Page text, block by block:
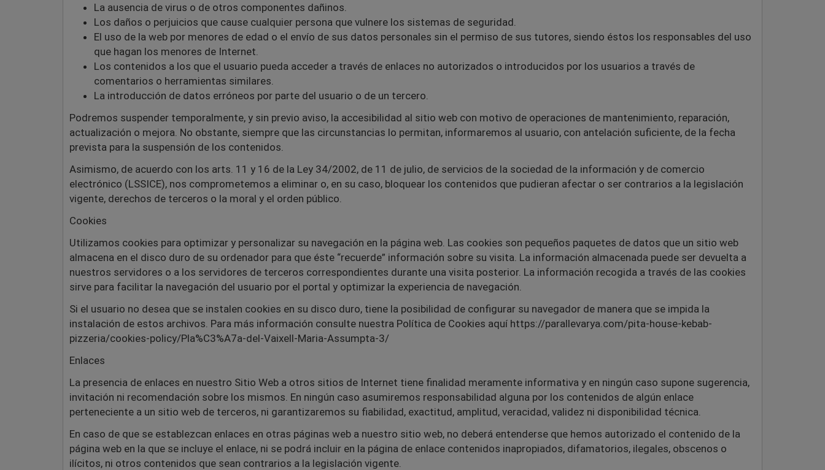
La ausencia de virus o de otros componentes dañinos.
Los daños o perjuicios que cause cualquier persona que vulnere los sistemas de seguridad.
El uso de la web por menores de edad o el envío de sus datos personales sin el permiso de sus tutores, siendo éstos los responsables del uso
que hagan los menores de Internet.
Los contenidos a los que el usuario pueda acceder a través de enlaces no autorizados o introducidos por los usuarios a través de
comentarios o herramientas similares.
La introducción de datos erróneos por parte del usuario o de un tercero.
Podremos suspender temporalmente, y sin previo aviso, la accesibilidad al sitio web con motivo de operaciones de mantenimiento, reparación,
actualización o mejora. No obstante, siempre que las circunstancias lo permitan, informaremos al usuario, con antelación suficiente, de la fecha
prevista para la suspensión de los contenidos.
Asimismo, de acuerdo con los arts. 11 y 16 de la Ley 34/2002, de 11 de julio, de servicios de la sociedad de la información y de comercio
electrónico (LSSICE), nos comprometemos a eliminar o, en su caso, bloquear los contenidos que pudieran afectar o ser contrarios a la legislación
vigente, derechos de terceros o la moral y el orden público.
Cookies
Utilizamos cookies para optimizar y personalizar su navegación en la página web. Las cookies son pequeños paquetes de datos que un sitio web
almacena en el disco duro de su ordenador para que éste “recuerde” información sobre su visita. La información almacenada puede ser devuelta a
nuestros servidores o a los servidores de terceros correspondientes durante una visita posterior. La información recogida a través de las cookies
sirve para facilitar la navegación del usuario por el portal y optimizar la experiencia de navegación.
Si el usuario no desea que se instalen cookies en su disco duro, tiene la posibilidad de configurar su navegador de manera que se impida la
instalación de estos archivos. Para más información consulte nuestra Política de Cookies aquí https://parallevarya.com/pita-house-kebab-
pizzeria/cookies-policy/Pla%C3%A7a-del-Vaixell-Maria-Assumpta-3/
Enlaces
La presencia de enlaces en nuestro Sitio Web a otros sitios de Internet tiene finalidad meramente informativa y en ningún caso supone sugerencia,
invitación ni recomendación sobre los mismos. En ningún caso asumiremos responsabilidad alguna por los contenidos de algún enlace
perteneciente a un sitio web de terceros, ni garantizaremos su fiabilidad, exactitud, amplitud, veracidad, validez ni disponibilidad técnica.
En caso de que se establezcan enlaces en otras páginas web a nuestro sitio web, no deberá entenderse que hemos autorizado el contenido de la
página web en la que se incluye el enlace, ni se podrá incluir en la página de enlace contenidos inapropiados, difamatorios, ilegales, obscenos o
ilícitos, ni otros contenidos que sean contrarios a la legislación vigente.